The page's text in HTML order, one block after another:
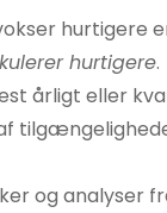
hurtigere
hurtigere.
årligt eller
og analyser